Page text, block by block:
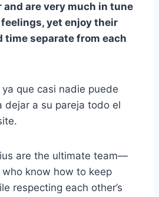
are very much in tune
feelings, yet enjoy their
time separate from each
ya que casi nadie puede
dejar a su pareja todo el
are the ultimate team—
know how to keep
respecting each other’s